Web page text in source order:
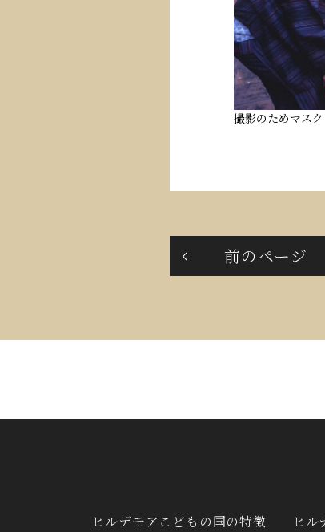
撮影のためマス
前のページ
ヒルデモア こどもの国の特徴 ヒル